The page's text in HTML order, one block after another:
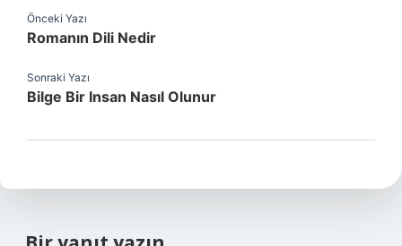
Önceki Yazı
Romanın Dili Nedir
Sonraki Yazı
Bilge Bir Insan Nasıl Olunur